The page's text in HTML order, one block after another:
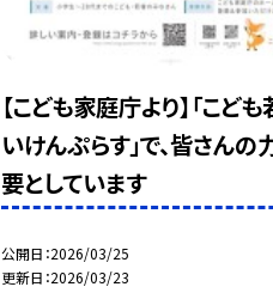
【こども家庭庁より】「こど
いけんぷらす」で、皆さんの
要としています
公開日 2026/03/25
更新日 2026/03/23